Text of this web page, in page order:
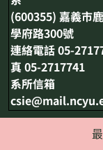
(600355) 嘉義市
學府路300號
連絡電話 05-
真 05-2717741
系所信箱